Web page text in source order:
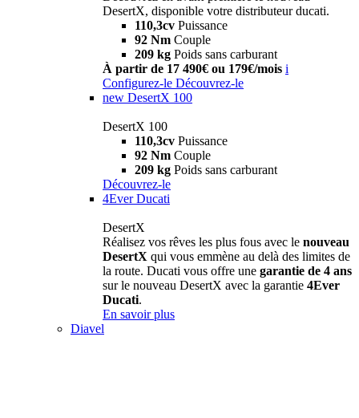
DesertX, disponible votre distributeur ducati.
110,3cv Puissance
92 Nm Couple
209 kg Poids sans carburant
À partir de 17 490€ ou 179€/mois i
Configurez-le Découvrez-le
new DesertX 100
DesertX 100
110,3cv Puissance
92 Nm Couple
209 kg Poids sans carburant
Découvrez-le
4Ever Ducati
DesertX
Réalisez vos rêves les plus fous avec le nouveau
DesertX qui vous emmène au delà des limites de
la route. Ducati vous offre une garantie de 4 ans
sur le nouveau DesertX avec la garantie 4Ever
Ducati.
En savoir plus
Diavel